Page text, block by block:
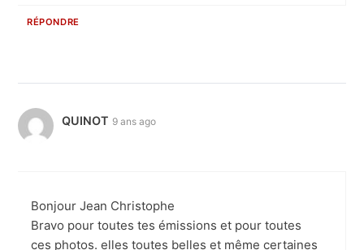
RÉPONDRE
QUINOT 9 ans ago
Bonjour Jean Christophe
Bravo pour toutes tes émissions et pour toutes
ces photos. elles toutes belles et même certaines